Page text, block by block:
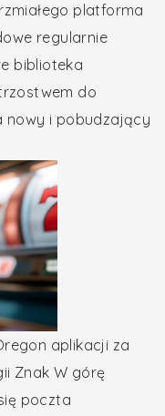
platforma
regularnie
biblioteka
do
nowy i pobudzający
aplikacji za
Znak W górę
poczta